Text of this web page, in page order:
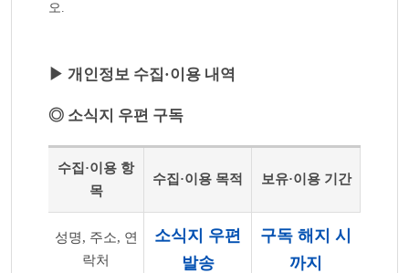
오.
▶ 개인정보 수집·이용 내역
◎ 소식지 우편 구독
수집·이용 항
목
수집·이용 목적 보유·이용 기간
성명, 주소, 연
락처
소식지 우편
발송
구독 해지 시
까지